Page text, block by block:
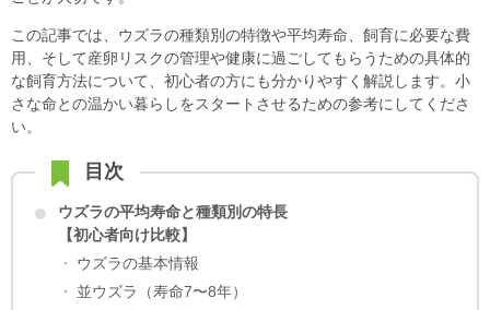
この記事では、ウズラの種類別の特徴や平均寿命、飼育に必要な費
用、そして産卵リスクの管理や健康に過ごしてもらうための具体的
な飼育方法について、初心者の方にも分かりやすく解説します。小
さな命との温かい暮らしをスタートさせるための参考にしてくださ
い。
目次
ウズラの平均寿命と種類別の特長
【初心者向け比較】
ウズラの基本情報
並ウズラ（寿命7〜8年）